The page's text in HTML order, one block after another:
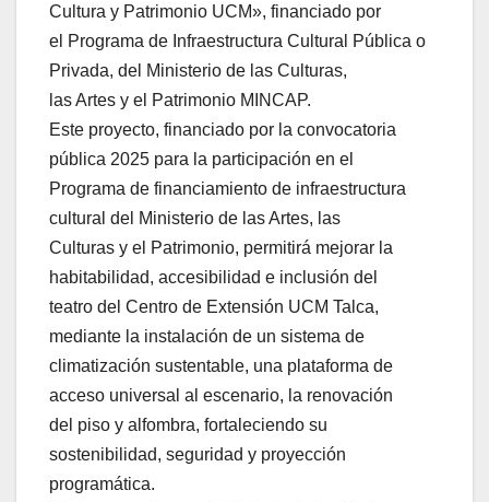
Cultura y Patrimonio UCM», financiado por
el Programa de Infraestructura Cultural Pública o
Privada, del Ministerio de las Culturas,
las Artes y el Patrimonio MINCAP.
Este proyecto, financiado por la convocatoria
pública 2025 para la participación en el
Programa de financiamiento de infraestructura
cultural del Ministerio de las Artes, las
Culturas y el Patrimonio, permitirá mejorar la
habitabilidad, accesibilidad e inclusión del
teatro del Centro de Extensión UCM Talca,
mediante la instalación de un sistema de
climatización sustentable, una plataforma de
acceso universal al escenario, la renovación
del piso y alfombra, fortaleciendo su
sostenibilidad, seguridad y proyección
programática.